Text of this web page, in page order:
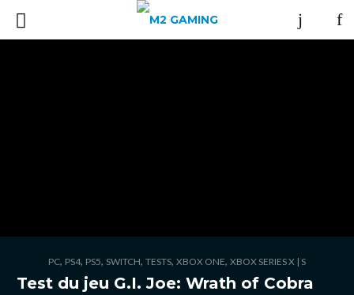
PC, PS4, PS5, SWITCH, TESTS, XBOX ONE, XBOX SERIES X | S
Test du jeu G.I. Joe: Wrath of Cobra